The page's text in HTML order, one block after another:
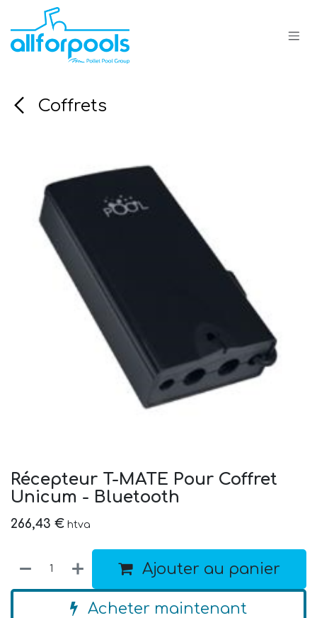
Se rendre au contenu
Coffrets
Récepteur T-MATE Pour Coffret
Unicum - Bluetooth
266,43 € htva
Ajouter au panier
Acheter maintenant